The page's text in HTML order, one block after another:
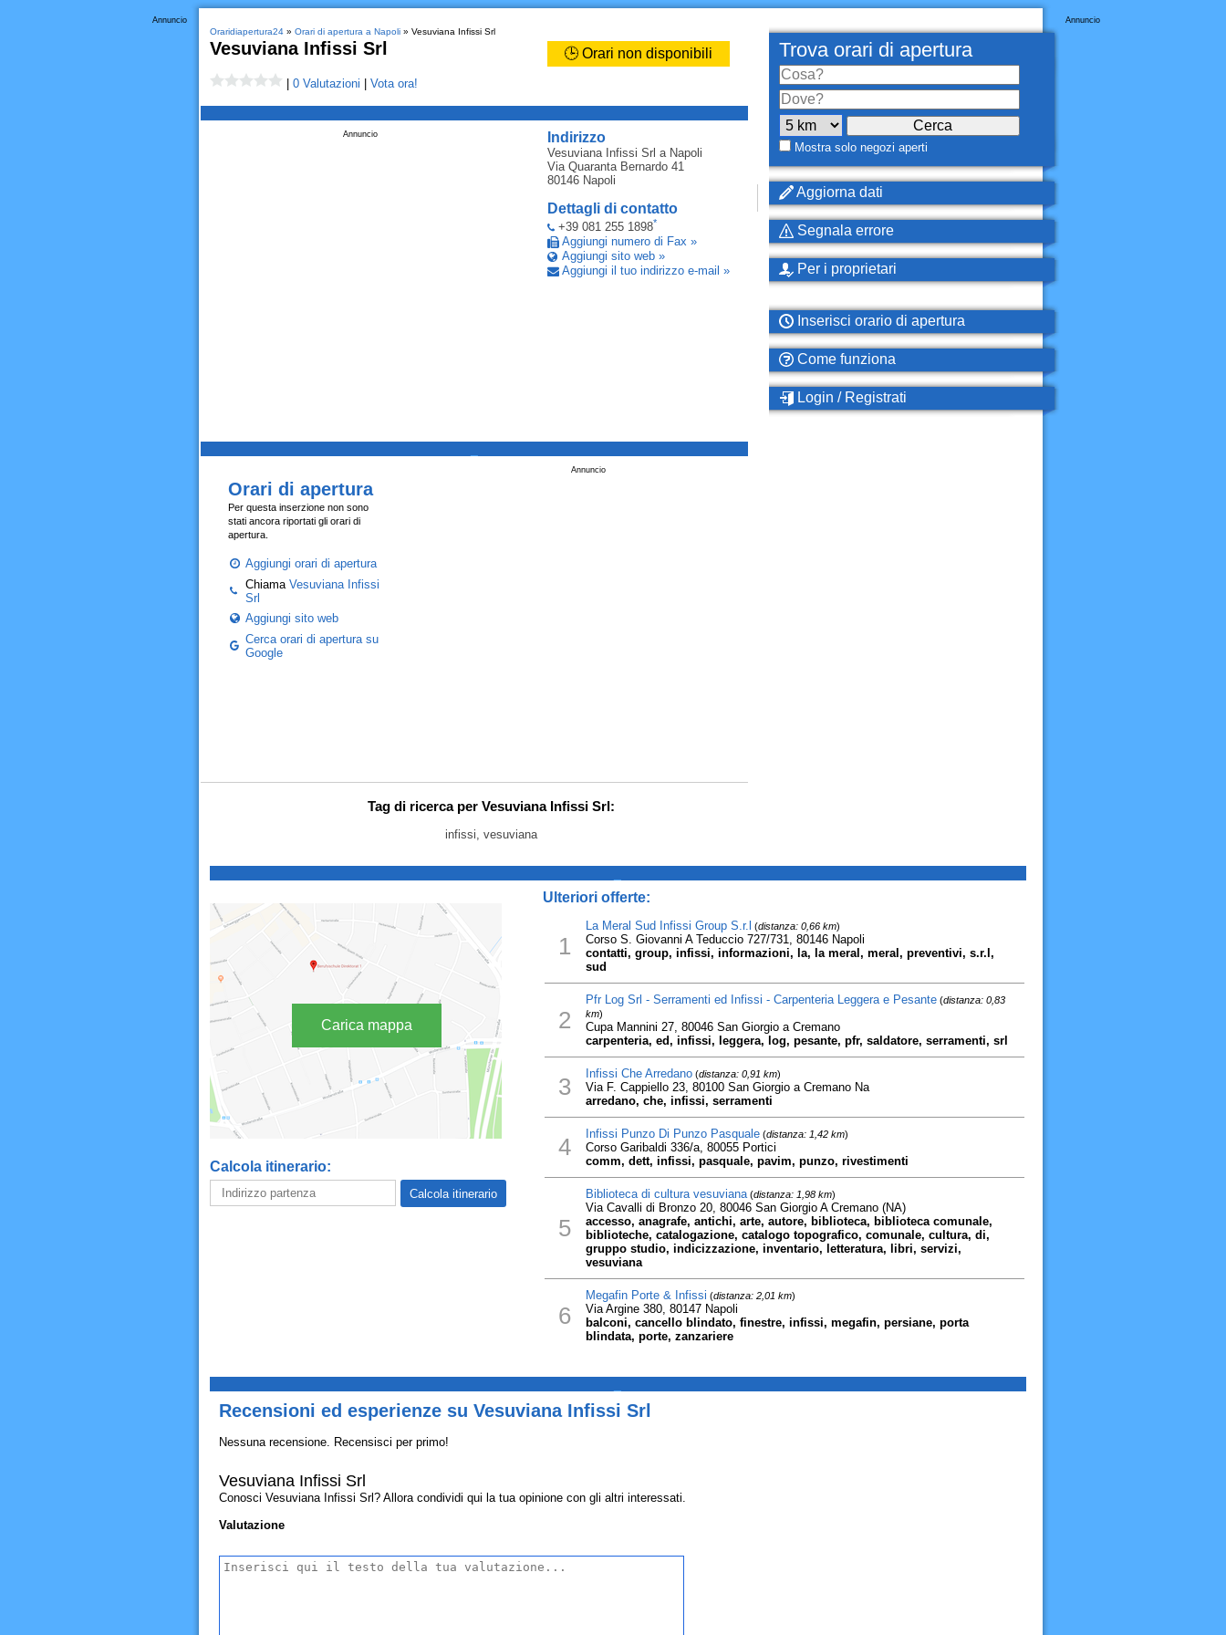
Annuncio
Oraridiapertura24» Orari di apertura a Napoli» Vesuviana Infissi Srl
Vesuviana Infissi Srl 🕒 Orari non disponibili
0 Valutazioni Vota ora!
Indirizzo
Vesuviana Infissi Srl a Napoli
Via Quaranta Bernardo 41
80146 Napoli
Dettagli di contatto
+39 081 255 1898*
Aggiungi numero di Fax »
Aggiungi sito web »
Aggiungi il tuo indirizzo e-mail »
Annuncio
Annuncio
Orari di apertura
Per questa inserzione non sono
stati ancora riportati gli orari di
apertura.
Aggiungi orari di apertura
Chiama Vesuviana Infissi
Srl
Aggiungi sito web
Cerca orari di apertura su
Google
Tag di ricerca per Vesuviana Infissi Srl:
infissi, vesuviana
Annuncio
Trova orari di apertura
Mostra solo negozi aperti
Aggiorna dati
Segnala errore
Per i proprietari
Inserisci orario di apertura
Come funziona
Login / Registrati
Carica mappa
Calcola itinerario:
Ulteriori offerte:
1
La Meral Sud Infissi Group S.r.l (distanza: 0,66 km)
Corso S. Giovanni A Teduccio 727/731, 80146 Napoli
contatti, group, infissi, informazioni, la, la meral, meral, preventivi, s.r.l,
sud
2
Pfr Log Srl - Serramenti ed Infissi - Carpenteria Leggera e Pesante(distanza: 0,83
km)
Cupa Mannini 27, 80046 San Giorgio a Cremano
carpenteria, ed, infissi, leggera, log, pesante, pfr, saldatore, serramenti, srl
3 Infissi Che Arredano(distanza: 0,91 km)
Via F. Cappiello 23, 80100 San Giorgio a Cremano Na
arredano, che, infissi, serramenti
4 Infissi Punzo Di Punzo Pasquale(distanza: 1,42 km)
Corso Garibaldi 336/a, 80055 Portici
comm, dett, infissi, pasquale, pavim, punzo, rivestimenti
5
Biblioteca di cultura vesuviana(distanza: 1,98 km)
Via Cavalli di Bronzo 20, 80046 San Giorgio A Cremano (NA)
accesso, anagrafe, antichi, arte, autore, biblioteca, biblioteca comunale,
biblioteche, catalogazione, catalogo topografico, comunale, cultura, di,
gruppo studio, indicizzazione, inventario, letteratura, libri, servizi,
vesuviana
6
Megafin Porte & Infissi (distanza: 2,01 km)
Via Argine 380, 80147 Napoli
balconi, cancello blindato, finestre, infissi, megafin, persiane, porta
blindata, porte, zanzariere
Recensioni ed esperienze su Vesuviana Infissi Srl
Nessuna recensione. Recensisci per primo!
Vesuviana Infissi Srl
Conosci Vesuviana Infissi Srl? Allora condividi qui la tua opinione con gli altri interessati.
Valutazione